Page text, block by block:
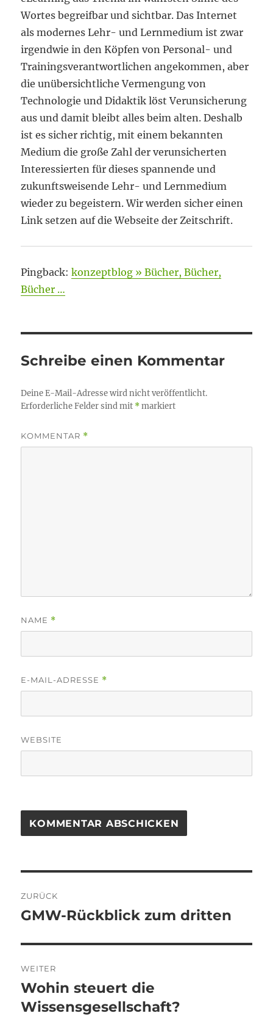
Wortes begreifbar und sichtbar. Das Internet
als modernes Lehr- und Lernmedium ist zwar
irgendwie in den Köpfen von Personal- und
Trainingsverantwortlichen angekommen, aber
die unübersichtliche Vermengung von
Technologie und Didaktik löst Verunsicherung
aus und damit bleibt alles beim alten. Deshalb
ist es sicher richtig, mit einem bekannten
Medium die große Zahl der verunsicherten
Interessierten für dieses spannende und
zukunftsweisende Lehr- und Lernmedium
wieder zu begeistern. Wir werden sicher einen
Link setzen auf die Webseite der Zeitschrift.
Pingback:konzeptblog » Bücher, Bücher,
Bücher …
Schreibe einen Kommentar
Deine E-Mail-Adresse wird nicht veröffentlicht.
Erforderliche Felder sind mit *markiert
KOMMENTAR *
NAME *
E-MAIL-ADRESSE *
WEBSITE
ZURÜCK
Vorheriger
GMW-Rückblick zum dritten
WEITER
Nächster
Beitrag:
Wohin steuert die
Wissensgesellschaft?